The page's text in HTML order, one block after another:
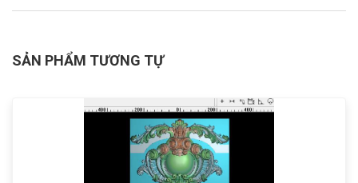
SẢN PHẨM TƯƠNG TỰ